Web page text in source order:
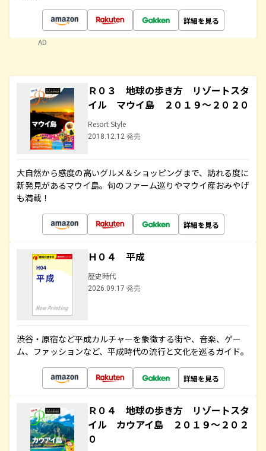
詳細を見る
AD
Ｒ０３ 地球の歩き方 リゾートスタ
イル マウイ島 ２０１９～２０２０
Resort Style
2018.12.12 発売
大自然から感度の高いグルメ＆ショッピングまで、訪れる度に
新発見があるマウイ島。旬のファーム巡りやマウイ産おみやげ
も満載！
詳細を見る
Ｈ０４ 平成
歴史時代
2026.09.17 発売
渋谷・原宿など平成カルチャーを象徴する街や、音楽、ゲー
ム、ファッションなど、平成時代の流行と文化を巡るガイド。
詳細を見る
Ｒ０４ 地球の歩き方 リゾートスタ
イル カウアイ島 ２０１９～２０２
０